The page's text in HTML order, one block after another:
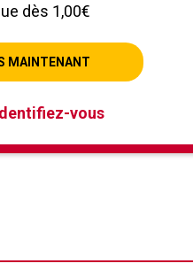
dès 1,00€
MAINTENANT
vous